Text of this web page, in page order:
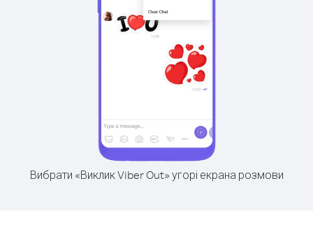
Вибрати «Виклик Viber Out» угорі екрана розмови